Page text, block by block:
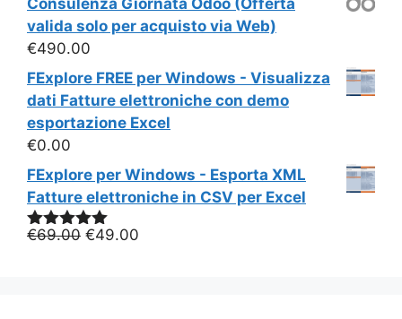
valida solo per acquisto via Web)
€490.00
FExplore FREE per Windows - Visualizza
dati Fatture elettroniche con demo
esportazione Excel
€0.00
FExplore per Windows - Esporta XML
Fatture elettroniche in CSV per Excel
Valutato
€69.00 Il
€49.00